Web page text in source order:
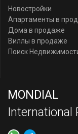
Новостройки
Апартаменты в
Дома в продаже
Виллы в продаже
Поиск
MONDIAL
International